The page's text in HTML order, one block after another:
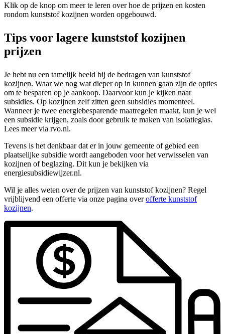
Klik op de knop om meer te leren over hoe de prijzen en kosten
rondom kunststof kozijnen worden opgebouwd.
Tips voor lagere kunststof kozijnen
prijzen
Je hebt nu een tamelijk beeld bij de bedragen van kunststof
kozijnen. Waar we nog wat dieper op in kunnen gaan zijn de opties
om te besparen op je aankoop. Daarvoor kun je kijken naar
subsidies. Op kozijnen zelf zitten geen subsidies momenteel.
Wanneer je twee energiebesparende maatregelen maakt, kun je wel
een subsidie krijgen, zoals door gebruik te maken van isolatieglas.
Lees meer via rvo.nl.
Tevens is het denkbaar dat er in jouw gemeente of gebied een
plaatselijke subsidie wordt aangeboden voor het verwisselen van
kozijnen of beglazing. Dit kun je bekijken via
energiesubsidiewijzer.nl.
Wil je alles weten over de prijzen van kunststof kozijnen? Regel
vrijblijvend een offerte via onze pagina overofferte kunststof
kozijnen.